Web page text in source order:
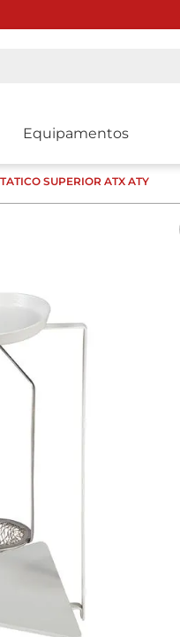
Equipamentos
SUPERIOR ATX ATY